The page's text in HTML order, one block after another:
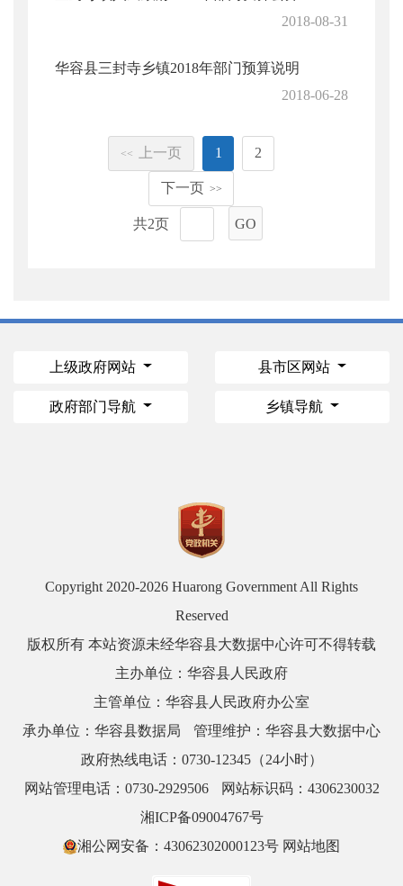
2018-08-31
华容县三封寺乡镇2018年部门预算说明
2018-06-28
<< 上一页 1 2
下一页 >>
共2页 GO
上级政府网站 县市区网站
政府部门导航 乡镇导航
Copyright 2020-2026 Huarong Government All Rights
Reserved
版权所有 本站资源未经华容县大数据中心许可不得转载
主办单位：华容县人民政府
主管单位：华容县人民政府办公室
承办单位：华容县数据局
管理维护：华容县大数据中心
政府热线电话：0730-12345（24小时）
网站管理电话：0730-2929506
网站标识码：4306230032
湘ICP备09004767号
湘公网安备：43062302000123号 网站地图